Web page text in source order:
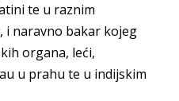
te u raznim
i naravno​​ bakar kojeg
organa, leći,
u prahu te u indijskim